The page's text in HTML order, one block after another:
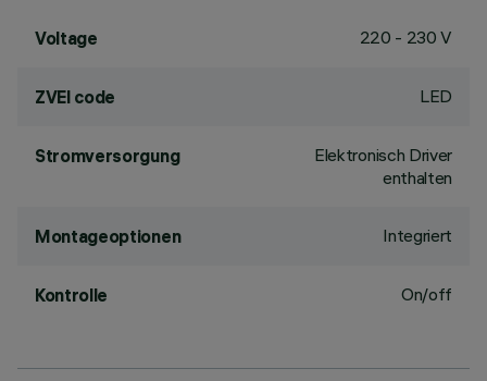
Voltage 220 - 230 V
ZVEI code LED
Stromversorgung
Elektronisch Driver
enthalten
Montageoptionen Integriert
Kontrolle On/off